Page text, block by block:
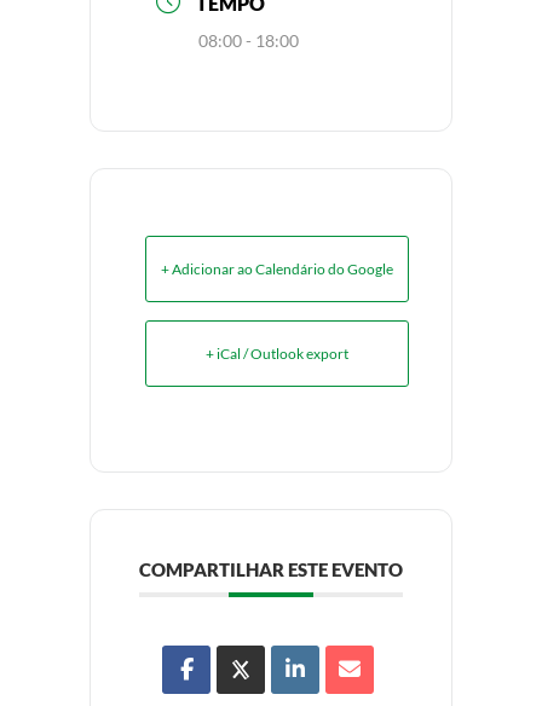
08:00 - 18:00
+ Adicionar ao Calendário do Google
+ iCal / Outlook export
COMPARTILHAR ESTE EVENTO